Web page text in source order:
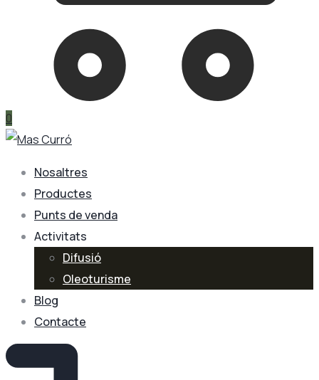
0
Nosaltres
Productes
Punts de venda
Activitats
Difusió
Oleoturisme
Blog
Contacte